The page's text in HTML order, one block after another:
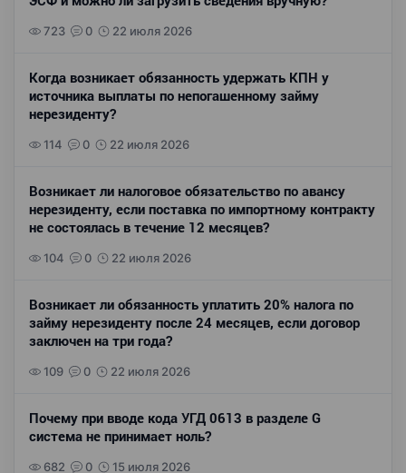
723 0 22 июля 2026
Когда возникает обязанность удержать КПН у
источника выплаты по непогашенному займу
нерезиденту?
114 0 22 июля 2026
Возникает ли налоговое обязательство по авансу
нерезиденту, если поставка по импортному контракту
не состоялась в течение 12 месяцев?
104 0 22 июля 2026
Возникает ли обязанность уплатить 20% налога по
займу нерезиденту после 24 месяцев, если договор
заключен на три года?
109 0 22 июля 2026
Почему при вводе кода УГД 0613 в разделе G
система не принимает ноль?
682 0 15 июля 2026